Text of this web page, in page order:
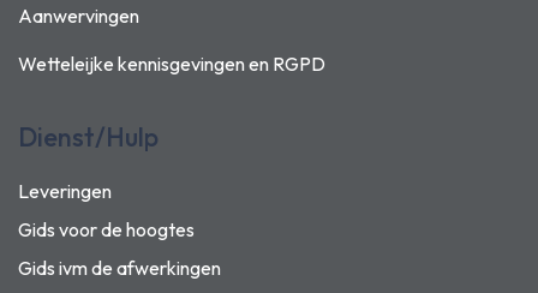
Aanwervingen
Wetteleijke kennisgevingen en RGPD
Dienst/Hulp
Leveringen
Gids voor de hoogtes
Gids ivm de afwerkingen